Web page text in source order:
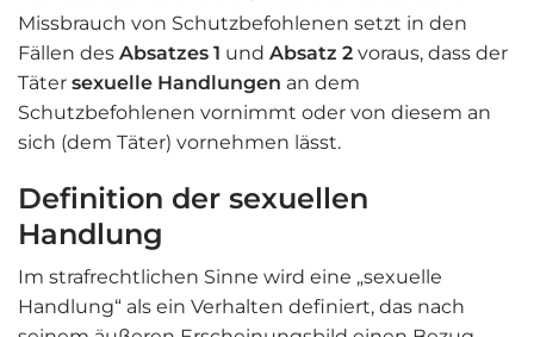
Missbrauch von Schutzbefohlenen setzt in den
Fällen des Absatzes 1 und Absatz 2 voraus, dass der
Täter sexuelle Handlungen an dem
Schutzbefohlenen vornimmt oder von diesem an
sich (dem Täter) vornehmen lässt.
Definition der sexuellen
Handlung
Im strafrechtlichen Sinne wird eine „sexuelle
Handlung“ als ein Verhalten definiert, das nach